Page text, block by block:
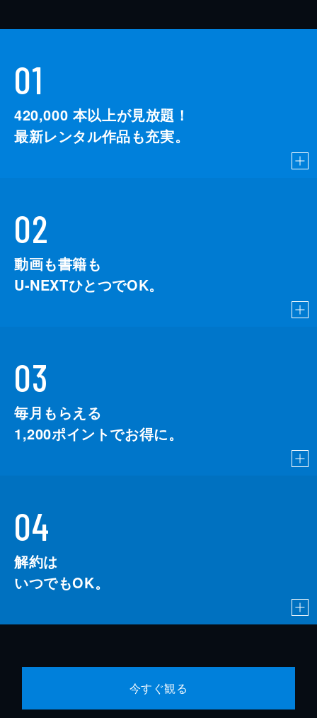
01
420,000 本以上が見放題！
最新レンタル作品も充実。
02
動画も書籍も
U-NEXTひとつでOK。
03
毎月もらえる
1,200ポイントでお得に。
04
解約は
いつでもOK。
今すぐ観る